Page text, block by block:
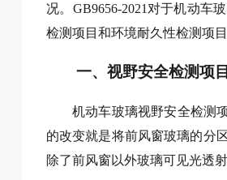
况。GB9656-2021对于机动车
检测项目和环境耐久性检测项
一、视野安全检测项目
机动车玻璃视野安全检测
的改变就是将前风窗玻璃的分
除了前风窗以外玻璃可见光透